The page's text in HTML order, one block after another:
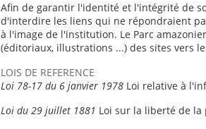
Afin de garantir l'identité et l'intégrité de
d'interdire les liens qui ne répondraient
à l'image de l'institution. Le Parc
(éditoriaux, illustrations ...) des sites vers
LOIS DE REFERENCE
Loi 78-17 du 6 janvier 1978 Loi relative à
Loi du 29 juillet 1881 Loi sur la liberté de la